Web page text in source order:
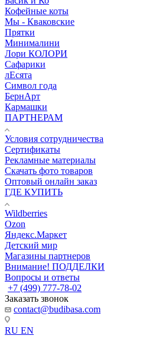
Кофейные коты
Мы - Кваковские
Прятки
Минималини
Лори КОЛОРИ
Сафарики
лЕсята
Символ года
БернАрт
Кармашки
ПАРТНЕРАМ
Условия сотрудничества
Сертификаты
Рекламные материалы
Скачать фото товаров
Оптовый онлайн заказ
ГДЕ КУПИТЬ
Wildberries
Ozon
Яндекс.Маркет
Детский мир
Магазины партнеров
Внимание! ПОДДЕЛКИ
Вопросы и ответы
+7 (499) 777-78-02
Заказать звонок
contact@budibasa.com
RU EN